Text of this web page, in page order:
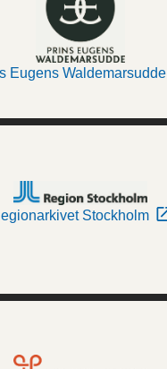
Eugens Waldemarsudde
Stockholm